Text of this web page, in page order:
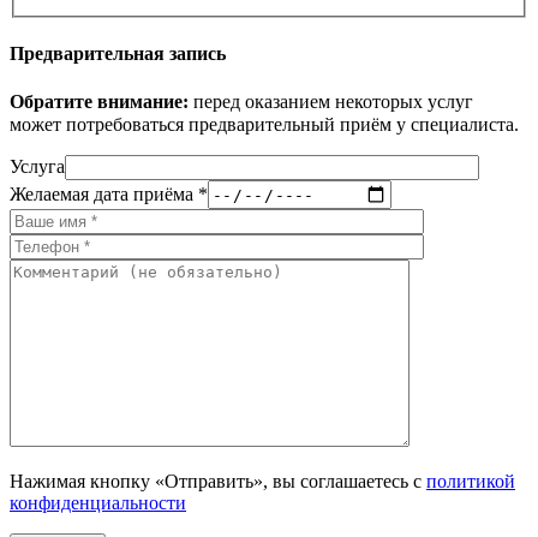
Предварительная запись
Обратите внимание: перед оказанием некоторых услуг
может потребоваться предварительный приём у специалиста.
Услуга
Желаемая дата приёма *
Нажимая кнопку «Отправить», вы соглашаетесь с политикой
конфиденциальности